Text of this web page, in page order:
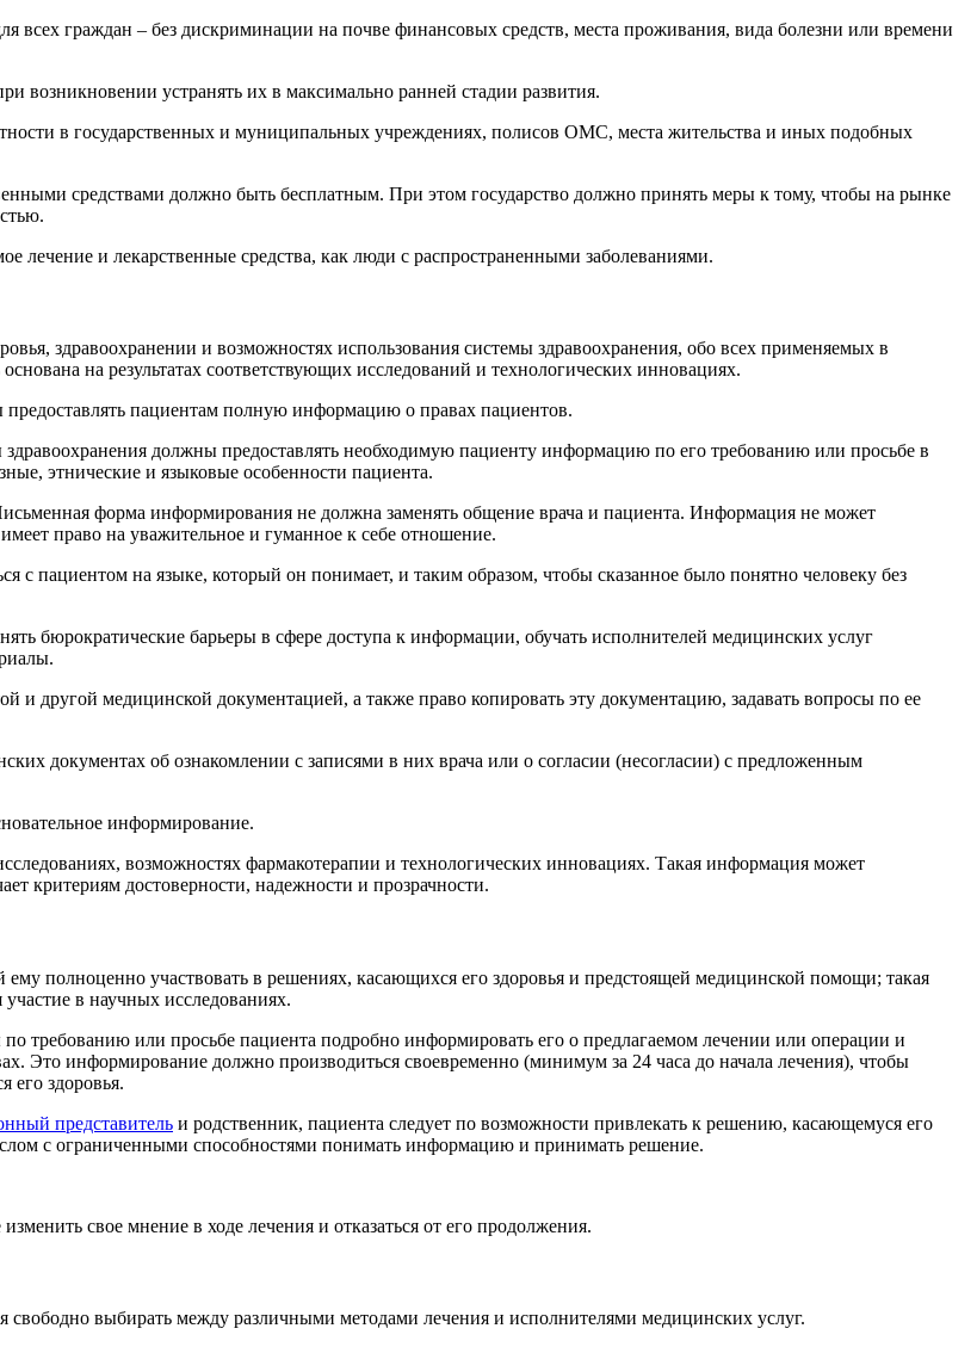
всех граждан – без дискриминации на почве финансовых средств, места проживания, вида болезни или времени
возникновении устранять их в максимально ранней стадии развития.
в государственных и муниципальных учреждениях, полисов ОМС, места жительства и иных подобных
средствами должно быть бесплатным. При этом государство должно принять меры к тому, чтобы на рынке
лечение и лекарственные средства, как люди с распространенными заболеваниями.
здравоохранении и возможностях использования системы здравоохранения, обо всех применяемых в
на результатах соответствующих исследований и технологических инновациях.
пациентам полную информацию о правах пациентов.
должны предоставлять необходимую пациенту информацию по его требованию или просьбе в
этнические и языковые особенности пациента.
форма информирования не должна заменять общение врача и пациента. Информация не может
право на уважительное и гуманное к себе отношение.
пациентом на языке, который он понимает, и таким образом, чтобы сказанное было понятно человеку без
бюрократические барьеры в сфере доступа к информации, обучать исполнителей медицинских услуг
и другой медицинской документацией, а также право копировать эту документацию, задавать вопросы по ее
документах об ознакомлении с записями в них врача или о согласии (несогласии) с предложенным
информирование.
возможностях фармакотерапии и технологических инновациях. Такая информация может
критериям достоверности, надежности и прозрачности.
полноценно участвовать в решениях, касающихся его здоровья и предстоящей медицинской помощи; такая
в научных исследованиях.
требованию или просьбе пациента подробно информировать его о предлагаемом лечении или операции и
Это информирование должно производиться своевременно (минимум за 24 часа до начала лечения), чтобы
его здоровья.
представитель и родственник, пациента следует по возможности привлекать к решению, касающемуся его
с ограниченными способностями понимать информацию и принимать решение.
свое мнение в ходе лечения и отказаться от его продолжения.
выбирать между различными методами лечения и исполнителями медицинских услуг.